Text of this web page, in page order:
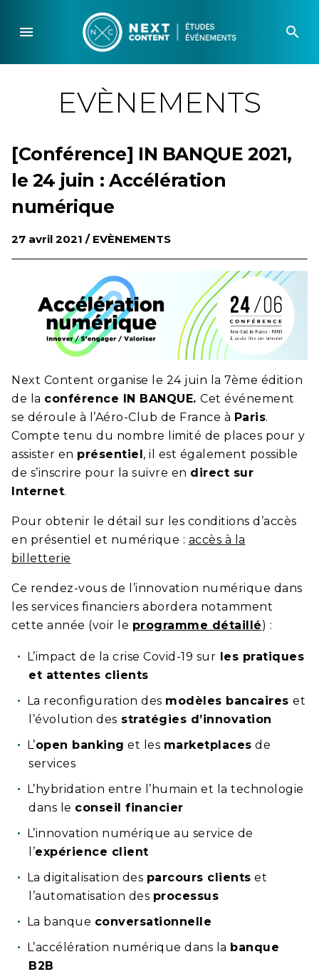
content
menu search
EVÈNEMENTS
[Conférence] IN BANQUE 2021,
le 24 juin : Accélération
numérique
27 avril 2021 / EVÈNEMENTS
Next Content organise le 24 juin la 7ème édition
de la conférence IN BANQUE. Cet événement
se déroule à l’Aéro-Club de France à Paris.
Compte tenu du nombre limité de places pour y
assister en présentiel , il est également possible
de s’inscrire pour la suivre en direct sur
Internet.
Pour obtenir le détail sur les conditions d’accès
en présentiel et numérique : accès à la
billetterie
Ce rendez-vous de l’innovation numérique dans
les services financiers abordera notamment
cette année (voir le programme détaillé) :
L’impact de la crise Covid-19 sur les pratiques
et attentes clients
La reconfiguration des modèles bancaires et
l’évolution des stratégies d’innovation
L’open banking et les marketplaces de
services
L’hybridation entre l’humain et la technologie
dans le conseil financier
L’innovation numérique au service de
l’expérience client
La digitalisation des parcours clients et
l’automatisation des processus
La banque conversationnelle
L’accélération numérique dans la banque
B2B